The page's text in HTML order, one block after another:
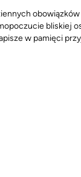
bliskiej
w pamięci